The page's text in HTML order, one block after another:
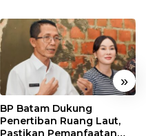
»
BP Batam Dukung
Penertiban Ruang Laut,
Pastikan Pemanfaatan